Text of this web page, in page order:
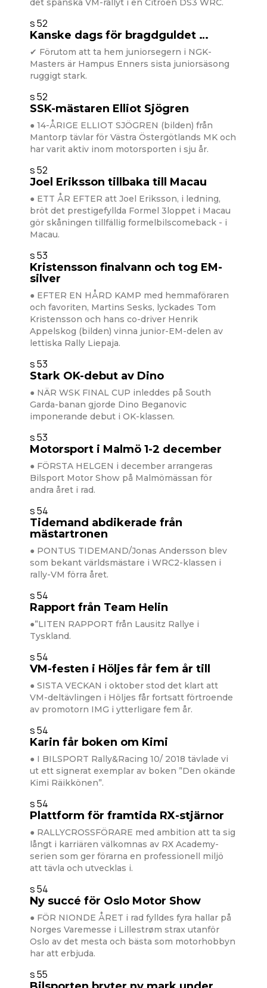
det spanska VM-rallyt i en Citroën DS3 WRC.
s 52
Kanske dags för bragdguldet …
✔ Förutom att ta hem juniorsegern i NGK-
Masters är Hampus Enners sista juniorsäsong
ruggigt stark.
s 52
SSK-mästaren Elliot Sjögren
● 14-ÅRIGE ELLIOT SJÖGREN (bilden) från
Mantorp tävlar för Västra Östergötlands MK och
har varit aktiv inom motorsporten i sju år.
s 52
Joel Eriksson tillbaka till Macau
● ETT ÅR EFTER att Joel Eriksson, i ledning,
bröt det prestigefyllda Formel 3loppet i Macau
gör skåningen tillfällig formelbilscomeback - i
Macau.
s 53
Kristensson finalvann och tog EM-
silver
● EFTER EN HÅRD KAMP med hemmaföraren
och favoriten, Martins Sesks, lyckades Tom
Kristensson och hans co-driver Henrik
Appelskog (bilden) vinna junior-EM-delen av
lettiska Rally Liepaja.
s 53
Stark OK-debut av Dino
● NÄR WSK FINAL CUP inleddes på South
Garda-banan gjorde Dino Beganovic
imponerande debut i OK-klassen.
s 53
Motorsport i Malmö 1-2 december
● FÖRSTA HELGEN i december arrangeras
Bilsport Motor Show på Malmömässan för
andra året i rad.
s 54
Tidemand abdikerade från
mästartronen
● PONTUS TIDEMAND/Jonas Andersson blev
som bekant världsmästare i WRC2-klassen i
rally-VM förra året.
s 54
Rapport från Team Helin
●”LITEN RAPPORT från Lausitz Rallye i
Tyskland.
s 54
VM-festen i Höljes får fem år till
● SISTA VECKAN i oktober stod det klart att
VM-deltävlingen i Höljes får fortsatt förtroende
av promotorn IMG i ytterligare fem år.
s 54
Karin får boken om Kimi
● I BILSPORT Rally&Racing 10/ 2018 tävlade vi
ut ett signerat exemplar av boken ”Den okände
Kimi Räikkönen”.
s 54
Plattform för framtida RX-stjärnor
● RALLYCROSSFÖRARE med ambition att ta sig
långt i karriären välkomnas av RX Academy-
serien som ger förarna en professionell miljö
att tävla och utvecklas i.
s 54
Ny succé för Oslo Motor Show
● FÖR NIONDE ÅRET i rad fylldes fyra hallar på
Norges Varemesse i Lillestrøm strax utanför
Oslo av det mesta och bästa som motorhobbyn
har att erbjuda.
s 55